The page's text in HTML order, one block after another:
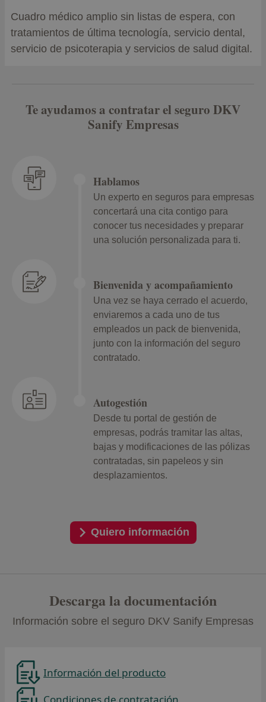
Cuadro médico amplio sin listas de espera, con
tratamientos de última tecnología, servicio dental,
servicio de psicoterapia y servicios de salud digital.
Te ayudamos a contratar el seguro DKV
Sanify Empresas
Hablamos
Un experto en seguros para empresas
concertará una cita contigo para
conocer tus necesidades y preparar
una solución personalizada para ti.
Bienvenida y acompañamiento
Una vez se haya cerrado el acuerdo,
enviaremos a cada uno de tus
empleados un pack de bienvenida,
junto con la información del seguro
contratado.
Autogestión
Desde tu portal de gestión de
empresas, podrás tramitar las altas,
bajas y modificaciones de las pólizas
contratadas, sin papeleos y sin
desplazamientos.
Quiero información
Descarga la documentación
Información sobre el seguro DKV Sanify Empresas
Información del producto
Condiciones de contratación